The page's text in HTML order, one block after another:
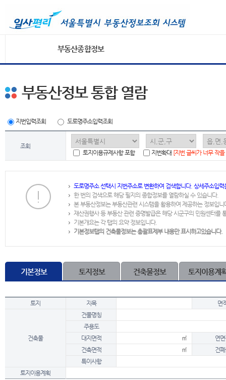
부동산종합정보
부동산정보 통합 열람
지번입력조회 도로명주소입력조회
조회
토지이용규제사항 포함
지번확대 [지번 글씨가 너무 작
도로명주소 선택시 지번주소로 변환하여 검색합니다. 상세주소입
한 번의 검색으로 해당 필지의 종합정보를 열람하실 수 있습니다.
본 부동산정보는 부동산관련 시스템을 활용하여 제공하는 정보입니
재산권행사 등 부동산 관련 증명발급은 해당 시군구의 민원센터를
기본개요는 각 탭의 요약 정보입니다.
기본정보탭의 건축물정보는 총괄표제부 내용만 표시하고있습니다.
기본정보 토지정보 건축물정보 토지이용계
토지 지목 면
건축물
건물명칭
주용도
대지면적
㎡
연
건축면적
㎡
건
특이사항
토지이용계획